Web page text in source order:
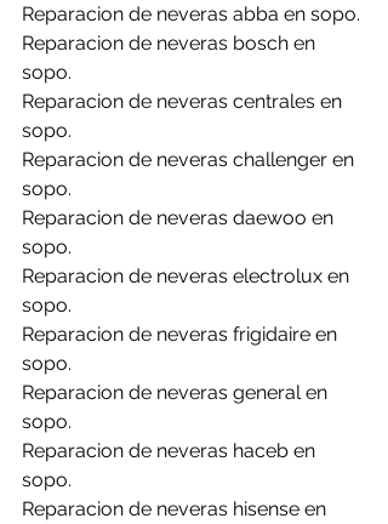
Reparacion de neveras abba en sopo.
Reparacion de neveras bosch en
sopo.
Reparacion de neveras centrales en
sopo.
Reparacion de neveras challenger en
sopo.
Reparacion de neveras daewoo en
sopo.
Reparacion de neveras electrolux en
sopo.
Reparacion de neveras frigidaire en
sopo.
Reparacion de neveras general en
sopo.
Reparacion de neveras haceb en
sopo.
Reparacion de neveras hisense en